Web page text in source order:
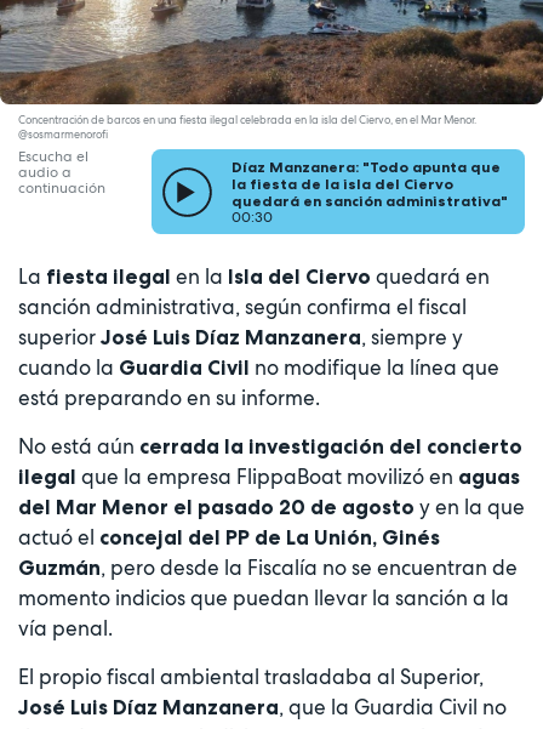
Concentración de barcos en una fiesta ilegal celebrada en la isla del Ciervo, en el Mar Menor.
@sosmarmenorofi
Escucha el
audio a
continuación
Díaz Manzanera: "Todo apunta que
la fiesta de la isla del Ciervo
quedará en sanción administrativa"
00:30
La fiesta ilegal en la Isla del Ciervo quedará en
sanción administrativa, según confirma el fiscal
superior José Luis Díaz Manzanera, siempre y
cuando la Guardia Civil no modifique la línea que
está preparando en su informe.
No está aún cerrada la investigación del concierto
ilegal que la empresa FlippaBoat movilizó en aguas
del Mar Menor el pasado 20 de agosto y en la que
actuó el concejal del PP de La Unión, Ginés
Guzmán, pero desde la Fiscalía no se encuentran de
momento indicios que puedan llevar la sanción a la
vía penal.
El propio fiscal ambiental trasladaba al Superior,
José Luis Díaz Manzanera, que la Guardia Civil no